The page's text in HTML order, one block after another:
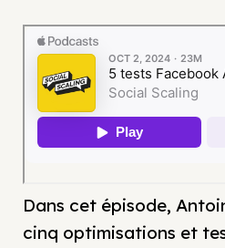
Dans cet épisode,
cinq optimisations et